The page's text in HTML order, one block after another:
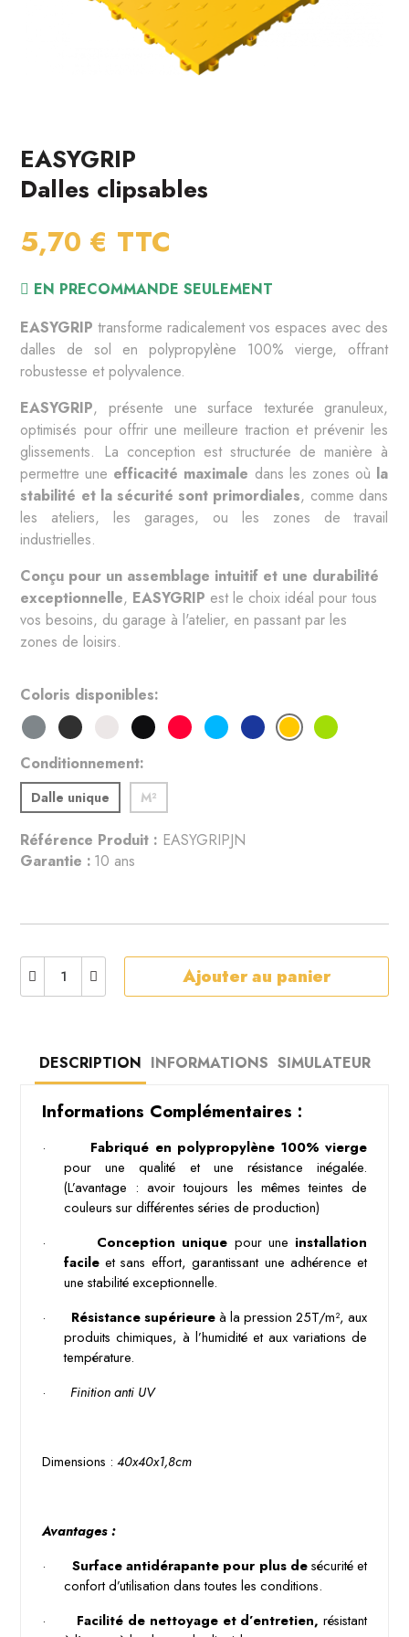
EASYGRIP
Dalles clipsables
5,70 € TTC
EN PRECOMMANDE SEULEMENT
EASYGRIP transforme radicalement vos espaces avec des
dalles de sol en polypropylène 100% vierge, offrant
robustesse et polyvalence.
EASYGRIP, présente une surface texturée granuleux,
optimisés pour offrir une meilleure traction et prévenir les
glissements. La conception est structurée de manière à
permettre une efficacité maximale dans les zones où la
stabilité et la sécurité sont primordiales, comme dans
les ateliers, les garages, ou les zones de travail
industrielles.
Conçu pour un assemblage intuitif et une durabilité
exceptionnelle, EASYGRIP est le choix idéal pour tous
vos besoins, du garage à l'atelier, en passant par les
zones de loisirs.
Coloris disponibles
Conditionnement
Dalle unique M²
Référence Produit : EASYGRIPJN
Garantie : 10 ans
Ajouter au panier
DESCRIPTION INFORMATIONS SIMULATEUR
Informations Complémentaires :
·
Fabriqué en polypropylène 100% vierge
pour une qualité et une résistance inégalée.
(L’avantage : avoir toujours les mêmes teintes de
couleurs sur différentes séries de production)
·
Conception unique pour une installation
facile et sans effort, garantissant une adhérence et
une stabilité exceptionnelle.
·
Résistance supérieure à la pression 25T/m², aux
produits chimiques, à l’humidité et aux variations de
température.
·
Finition anti UV
Dimensions : 40x40x1,8cm
Avantages :
·
Surface antidérapante pour plus de sécurité et
confort d’utilisation dans toutes les conditions.
·
Facilité de nettoyage et d’entretien, résistant